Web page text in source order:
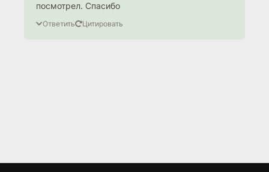
посмотрел. Спасибо
Ответить Цитировать